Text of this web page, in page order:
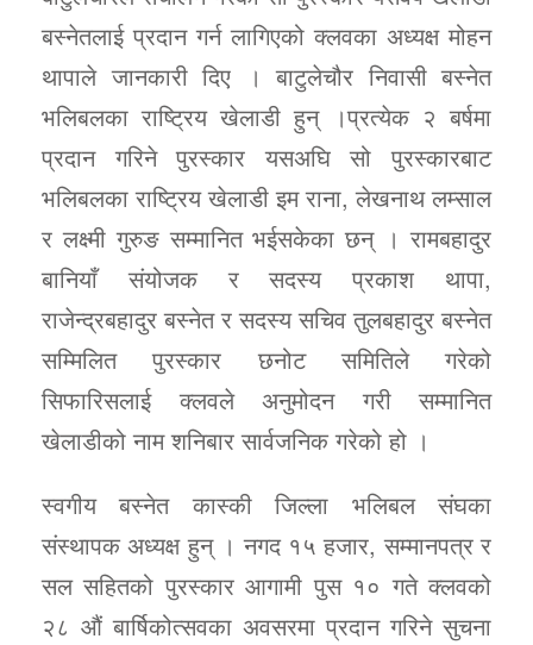
बस्नेतलाई प्रदान गर्न लागिएको क्लवका अध्यक्ष मोहन
थापाले जानकारी दिए । बाटुलेचौर निवासी बस्नेत
भलिबलका राष्ट्रिय खेलाडी हुन् ।प्रत्येक २ बर्षमा
प्रदान गरिने पुरस्कार यसअघि सो पुरस्कारबाट
भलिबलका राष्ट्रिय खेलाडी इम राना, लेखनाथ लम्साल
र लक्ष्मी गुरुङ सम्मानित भईसकेका छन् । रामबहादुर
बानियाँ संयोजक र सदस्य प्रकाश थापा,
राजेन्द्रबहादुर बस्नेत र सदस्य सचिव तुलबहादुर बस्नेत
सम्मिलित पुरस्कार छनोट समितिले गरेको
सिफारिसलाई क्लवले अनुमोदन गरी सम्मानित
खेलाडीको नाम शनिबार सार्वजनिक गरेको हो ।
स्वगीय बस्नेत कास्की जिल्ला भलिबल संघका
संस्थापक अध्यक्ष हुन् । नगद १५ हजार, सम्मानपत्र र
सल सहितको पुरस्कार आगामी पुस १० गते क्लवको
२८ औं बार्षिकोत्सवका अवसरमा प्रदान गरिने सुचना